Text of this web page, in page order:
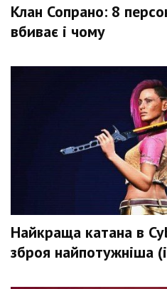
Клан Сопрано: 8
вбиває і чому
Найкраща катана в
зброя найпотужніша